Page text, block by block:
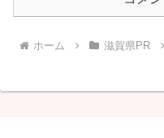
ホーム 滋賀県PR